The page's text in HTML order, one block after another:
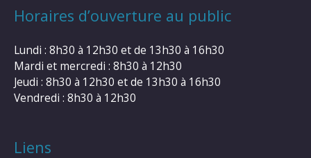
Horaires d’ouverture au public
Lundi : 8h30 à 12h30 et de 13h30 à 16h30
Mardi et mercredi : 8h30 à 12h30
Jeudi : 8h30 à 12h30 et de 13h30 à 16h30
Vendredi : 8h30 à 12h30
Liens